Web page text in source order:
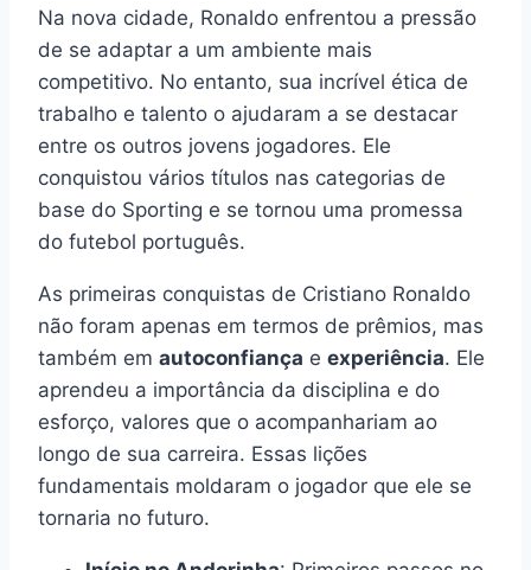
Na nova cidade, Ronaldo enfrentou a pressão
de se adaptar a um ambiente mais
competitivo. No entanto, sua incrível ética de
trabalho e talento o ajudaram a se destacar
entre os outros jovens jogadores. Ele
conquistou vários títulos nas categorias de
base do Sporting e se tornou uma promessa
do futebol português.
As primeiras conquistas de Cristiano Ronaldo
não foram apenas em termos de prêmios, mas
também em autoconfiança e experiência. Ele
aprendeu a importância da disciplina e do
esforço, valores que o acompanhariam ao
longo de sua carreira. Essas lições
fundamentais moldaram o jogador que ele se
tornaria no futuro.